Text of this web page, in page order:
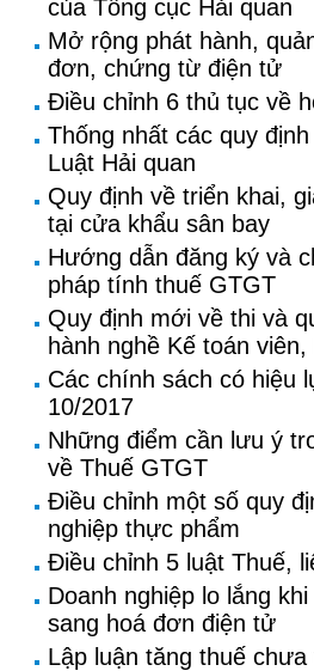
của Tổng cục Hải quan
Mở rộng phát hành,
đơn, chứng từ điện tử
Điều chỉnh 6 thủ tục về
Thống nhất các quy
Luật Hải quan
Quy định về triển khai,
tại cửa khẩu sân bay
Hướng dẫn đăng ký và
pháp tính thuế GTGT
Quy định mới về thi và
hành nghề Kế toán
Các chính sách có hiệu
10/2017
Những điểm cần lưu ý
về Thuế GTGT
Điều chỉnh một số quy
nghiệp thực phẩm
Điều chỉnh 5 luật Thuế,
Doanh nghiệp lo lắng
sang hoá đơn điện tử
Lập luận tăng thuế